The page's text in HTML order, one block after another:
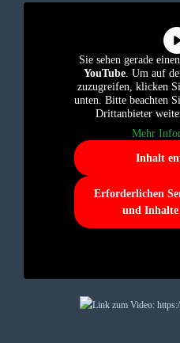
Sie sehen gerade
YouTube. Um auf
zuzugreifen, klicken
unten. Bitte beachten
Drittanbieter
Mehr
Inhalt
Erforderlichen
und Inhalte